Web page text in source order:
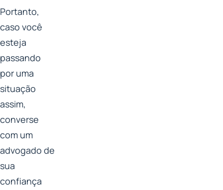
Portanto,
caso você
esteja
passando
por uma
situação
assim,
converse
com um
advogado de
sua
confiança